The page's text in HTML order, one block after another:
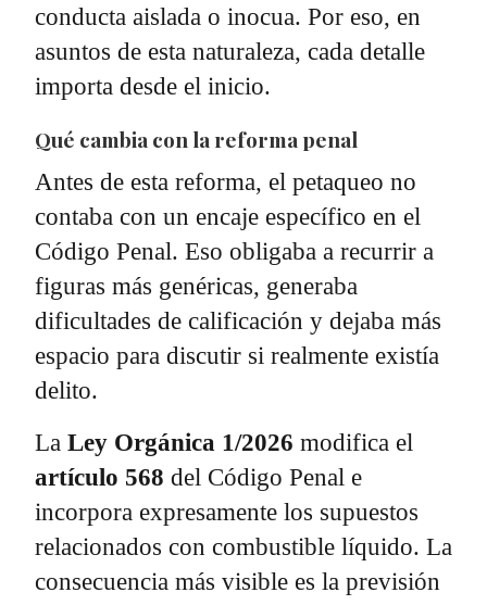
conducta aislada o inocua. Por eso, en
asuntos de esta naturaleza, cada detalle
importa desde el inicio.
Qué cambia con la reforma penal
Antes de esta reforma, el petaqueo no
contaba con un encaje específico en el
Código Penal. Eso obligaba a recurrir a
figuras más genéricas, generaba
dificultades de calificación y dejaba más
espacio para discutir si realmente existía
delito.
La Ley Orgánica 1/2026 modifica el
artículo 568 del Código Penal e
incorpora expresamente los supuestos
relacionados con combustible líquido. La
consecuencia más visible es la previsión